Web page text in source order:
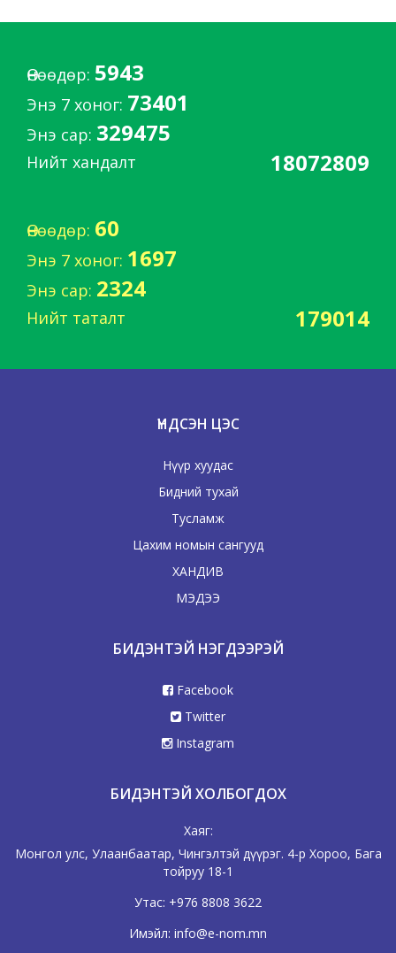
Өнөөдөр: 5943
Энэ 7 хоног: 73401
Энэ сар: 329475
Нийт хандалт 18072809
Өнөөдөр: 60
Энэ 7 хоног: 1697
Энэ сар: 2324
Нийт таталт 179014
ҮНДСЭН ЦЭС
Нүүр хуудас
Бидний тухай
Тусламж
Цахим номын сангууд
ХАНДИВ
МЭДЭЭ
БИДЭНТЭЙ НЭГДЭЭРЭЙ
Facebook
Twitter
Instagram
БИДЭНТЭЙ ХОЛБОГДОХ
Хаяг:
Монгол улс, Улаанбаатар, Чингэлтэй дүүрэг. 4-р Хороо, Бага
тойруу 18-1
Утас: +976 8808 3622
Имэйл: info@e-nom.mn